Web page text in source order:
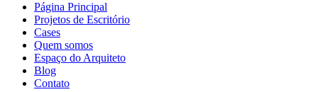
Página Principal
Projetos de Escritório
Cases
Quem somos
Espaço do Arquiteto
Blog
Contato